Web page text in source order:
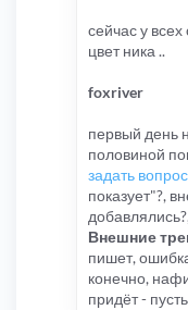
сейчас у
цвет ника ..
foxriver
первый день
половиной
задать
показует"?,
Внешние
пишет,
конечно,
придёт -